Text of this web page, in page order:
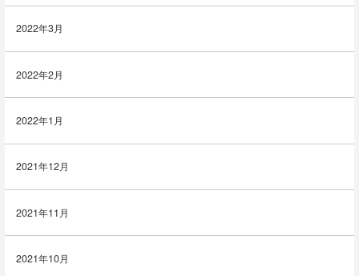
2022年3月
2022年2月
2022年1月
2021年12月
2021年11月
2021年10月